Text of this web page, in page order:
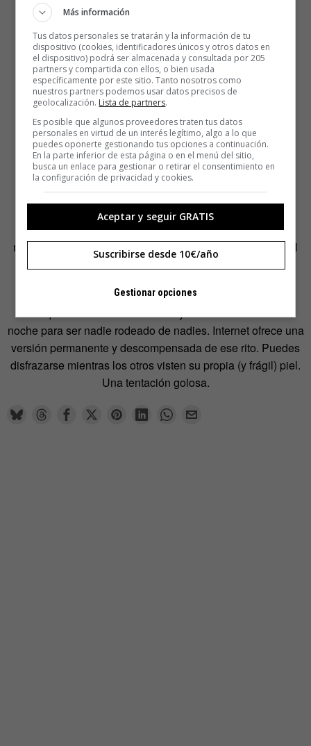
Son afables pero huidizos, siempre hay una barrera que
impide materializar un encuentro. Su razón de ser es la
distancia. Disfrutan del morbo de mostrar actitudes que
nunca adoptarían bajo su propia identidad. Seducen,
manipulan, son crueles o chulos sin responsabilizarse del
La necesidad de salir de uno mismo es tan humana que
hubo que concentrarla en un día y crear el carnaval: una
noche para ser nadie rodeado de nadies. Internet ofrece una
versión permanente y descompensada de ese rito. Puedes
disfrazarse mientras los otros visten su propia (y frágil) piel.
Una tentación golosa.
Más información
Tus datos personales se tratarán y la información de tu
dispositivo (cookies, identificadores únicos y otros datos en
el dispositivo) podrá ser almacenada y consultada por 205
partners y compartida con ellos, o bien usada
específicamente por este sitio. Tanto nosotros como
nuestros partners podemos usar datos precisos de
geolocalización. Lista de partners.
Es posible que algunos proveedores traten tus datos
personales en virtud de un interés legítimo, algo a lo que
puedes oponerte gestionando tus opciones a continuación.
En la parte inferior de esta página o en el menú del sitio,
busca un enlace para gestionar o retirar el consentimiento en
la configuración de privacidad y cookies.
Aceptar y seguir GRATIS
Suscribirse desde 10€/año
Gestionar opciones